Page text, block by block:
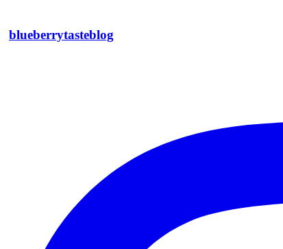
blueberrytasteblog